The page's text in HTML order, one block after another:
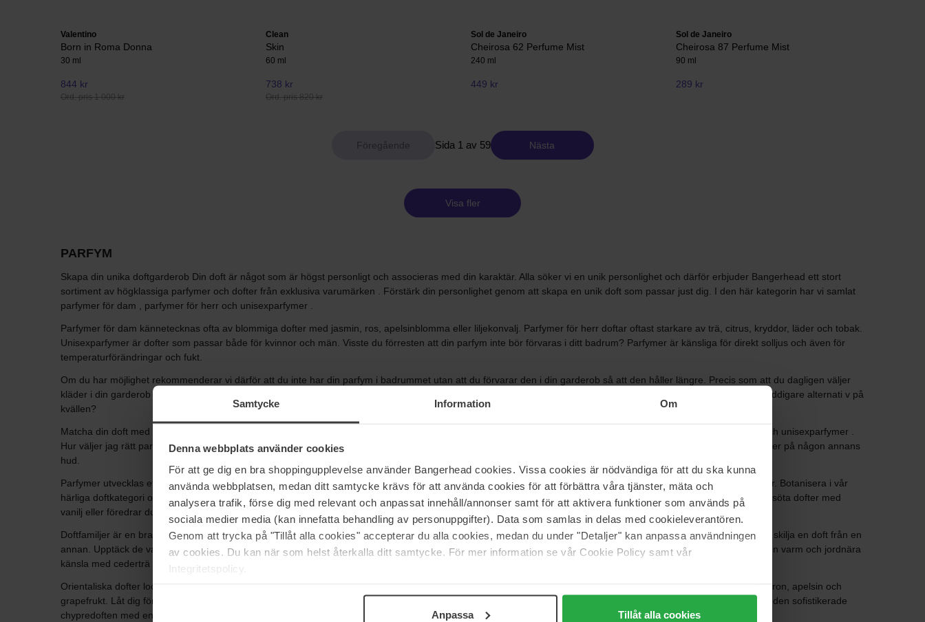
Samtycke Information Om
Denna webbplats använder cookies
För att ge dig en bra shoppingupplevelse använder Bangerhead cookies. Vissa cookies är nödvändiga för att du ska kunna
använda webbplatsen, medan ditt samtycke krävs för att använda cookies för att förbättra våra tjänster, mäta och
analysera trafik, förse dig med relevant och anpassat innehåll/annonser samt för att aktivera funktioner som används på
sociala medier media (kan innefatta behandling av personuppgifter). Data som samlas in delas med cookieleverantören.
Genom att trycka på "Tillåt alla cookies" accepterar du alla cookies, medan du under "Detaljer" kan anpassa användningen
av cookies. Du kan när som helst återkalla ditt samtycke. För mer information se vår Cookie Policy samt vår
Integritetspolicy.
Anpassa Tillåt alla cookies
Valentino
Born in Roma Donna
30 ml
844 kr
Ord. pris 1 000 kr
Clean
Skin
60 ml
738 kr
Ord. pris 820 kr
Sol de Janeiro
Cheirosa 62 Perfume Mist
240 ml
449 kr
Sol de Janeiro
Cheirosa 87 Perfume Mist
90 ml
289 kr
Sida 1 av 59 Nästa
Visa fler
PARFYM
Skapa din unika doftgarderob Din doft är något som är högst personligt och associeras med din karaktär. Alla söker vi en unik personlighet och därför erbjuder Bangerhead ett stort
sortiment av högklassiga parfymer och dofter från exklusiva varumärken . Förstärk din personlighet genom att skapa en unik doft som passar just dig. I den här kategorin har vi samlat
parfymer för dam , parfymer för herr och unisexparfymer .
Parfymer för dam kännetecknas ofta av blommiga dofter med jasmin, ros, apelsinblomma eller liljekonvalj. Parfymer för herr doftar oftast starkare av trä, citrus, kryddor, läder och tobak.
Unisexparfymer är dofter som passar både för kvinnor och män. Visste du förresten att din parfym inte bör förvaras i ditt badrum? Parfymer är känsliga för direkt solljus och även för
temperaturförändringar och fukt.
Om du har möjlighet rekommenderar vi därför att du inte har din parfym i badrummet utan att du förvarar den i din garderob så att den håller längre. Precis som att du dagligen väljer
kläder i din garderob tycker vi på Bangerhead att du ska bygga din doftgarderob. Kanske har du en frisk och söt parfym på jobbet men önskar ett krispigare och kryddigare alternati v på
kvällen?
Matcha din doft med din stil, humör och tillfälle. Du kan även prova layering som innebär att du blandar dina dofter. Här hittar du parfym för dam , parfym för herr och unisexparfymer .
Hur väljer jag rätt parfym? Prova din doft på huden istället för på en parfymsticka. Doften reagerar på hudens pH-värde och kan dofta annorlunda på doftpappret eller på någon annans
hud.
Parfymer utvecklas efter tid och det kan därför vara bra att avvakta några minuter innan du tar ditt slutgiltiga beslut. Vi har blommiga, kryddiga, söta och friska dofter. Botanisera i vår
härliga doftkategori och hitta din nya favorit. Ett bra sätt att hitta en parfym som passar just dig är att fundera på vilka ingredienser du faktiskt tycker om. Dras du till söta dofter med
vanilj eller föredrar du något fräscht med citrus?
Doftfamiljer är en bra vägledning när du letar efter din nästa doft. Doftfamiljer är helt enkelt ett klassificeringssystem som använts inom parfymindustrin i årtal för att skilja en doft från en
annan. Upptäck de vanligaste doftfamiljerna inom parfymvärlden. Blommiga dofter erbjuder en förförisk kombination av ros, jasmin och lavendel. Träiga dofter ger en varm och jordnära
känsla med cederträ och sandelträ.
Orientaliska dofter lockar med sin kryddiga sammansättning av vanilj och exotiska träslag. De friska och uppfriskande citrusdofterna ger dig energi med inslag av citron, apelsin och
grapefrukt. Låt dig förföras av de söta och saftiga fruktiga dofterna av äpple och hallon. Aromatiska dofter ger en uppiggande känsla med örter och kryddor. Upplev den sofistikerade
chypredoften med en blandning av citrus, ek och patchouli.